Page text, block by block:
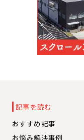
記事を読む
おすすめ記事
お悩み解決事例